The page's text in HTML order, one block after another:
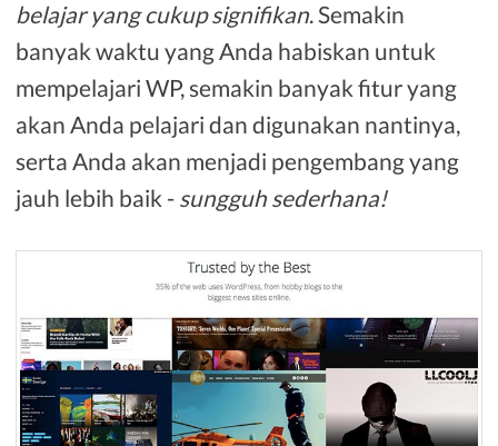
belajar yang cukup signifikan. Semakin
banyak waktu yang Anda habiskan untuk
mempelajari WP, semakin banyak fitur yang
akan Anda pelajari dan digunakan nantinya,
serta Anda akan menjadi pengembang yang
jauh lebih baik - sungguh sederhana!